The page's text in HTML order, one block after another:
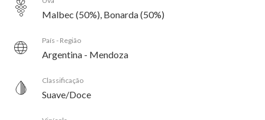
Malbec (50%), Bonarda (50%)
País - Região
Argentina - Mendoza
Classificação
Suave/Doce